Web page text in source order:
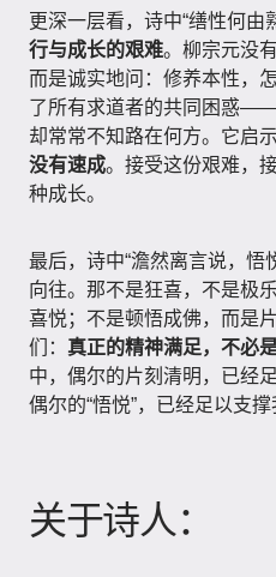
更深一层看，诗中“缮性何由
行与成长的艰难。柳宗元没
而是诚实地问：修养本性，
了所有求道者的共同困惑——
却常常不知路在何方。它启示
没有速成。接受这份艰难，
种成长。
最后，诗中“澹然离言说，悟
向往。那不是狂喜，不是极
喜悦；不是顿悟成佛，而是
们： 真正的精神满足，不必
中，偶尔的片刻清明，已经
偶尔的“悟悦”，已经足以支撑
关于诗人：